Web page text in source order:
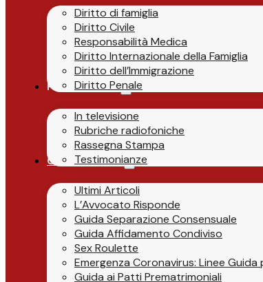
Diritto di famiglia
Diritto Civile
Responsabilità Medica
Diritto Internazionale della Famiglia
Diritto dell’Immigrazione
Diritto Penale
Parlano di Noi
In televisione
Rubriche radiofoniche
Rassegna Stampa
Testimonianze
Guide & News
Ultimi Articoli
L’Avvocato Risponde
Guida Separazione Consensuale
Guida Affidamento Condiviso
Sex Roulette
Emergenza Coronavirus: Linee
Guida ai Patti Prematrimoniali